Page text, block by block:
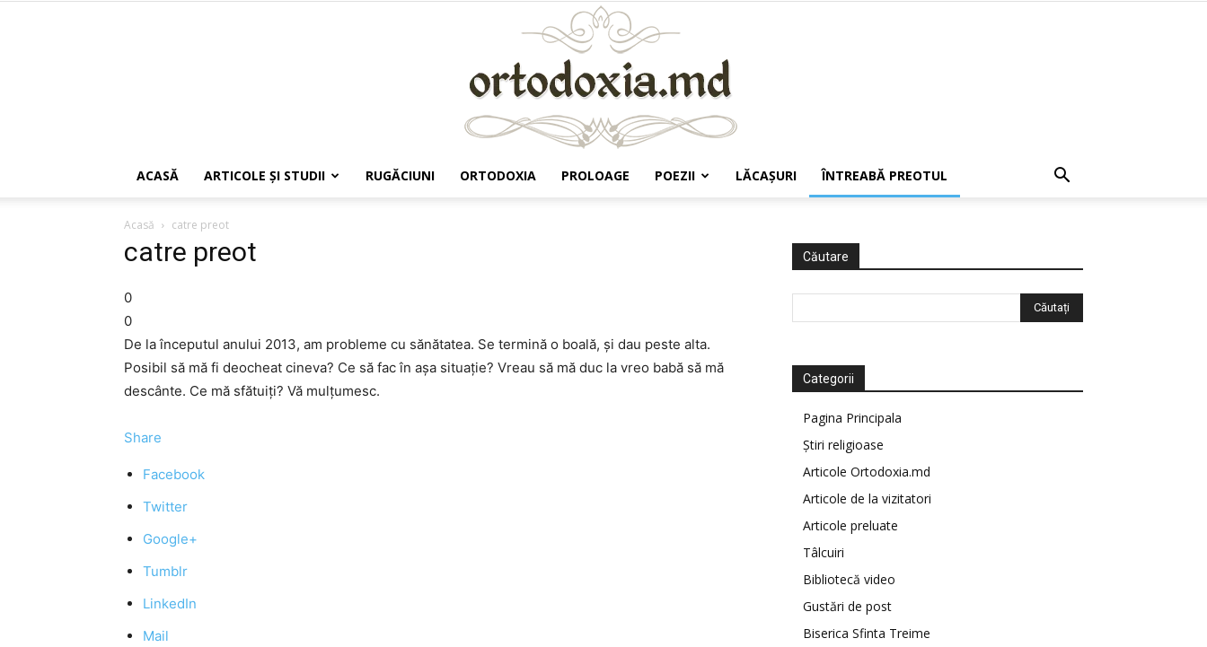
ACASĂ ARTICOLE ŞI STUDII RUGĂCIUNI ORTODOXIA PROLOAGE POEZII LĂCAŞURI ÎNTREABĂ PREOTUL
Acasă catre preot
catre preot
0
0
De la începutul anului 2013, am probleme cu sănătatea. Se termină o boală, şi dau peste alta.
Posibil să mă fi deocheat cineva? Ce să fac în aşa situaţie? Vreau să mă duc la vreo babă să mă
descânte. Ce mă sfătuiţi? Vă mulţumesc.
Share
Facebook
Twitter
Google+
Tumblr
LinkedIn
Mail
Căutare
Categorii
Pagina Principala
Știri religioase
Articole Ortodoxia.md
Articole de la vizitatori
Articole preluate
Tâlcuiri
Bibliotecă video
Gustări de post
Biserica Sfinta Treime